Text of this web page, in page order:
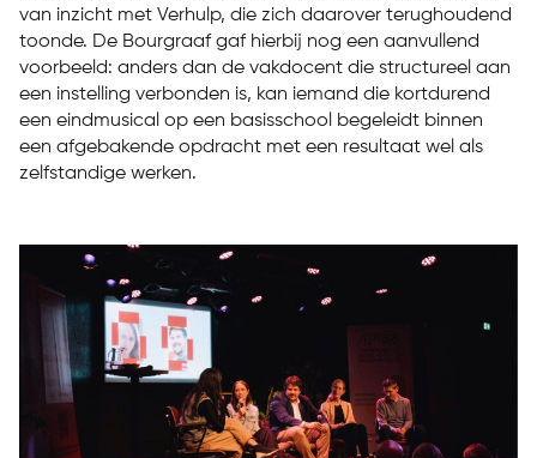
van inzicht met Verhulp, die zich daarover terughoudend
toonde. De Bourgraaf gaf hierbij nog een aanvullend
voorbeeld: anders dan de vakdocent die structureel aan
een instelling verbonden is, kan iemand die kortdurend
een eindmusical op een basisschool begeleidt binnen
een afgebakende opdracht met een resultaat wel als
zelfstandige werken.